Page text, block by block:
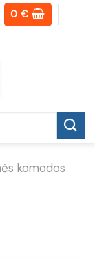
0€
komodos